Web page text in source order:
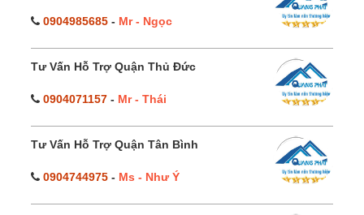
0904985685 - Mr - Ngọc
Tư Vấn Hỗ Trợ Quận Thủ Đức
0904071157 - Mr - Thái
Tư Vấn Hỗ Trợ Quận Tân Bình
0904744975 - Ms - Như Ý